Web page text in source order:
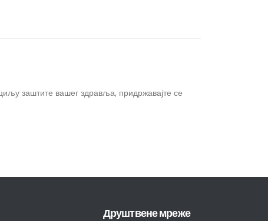
заштите вашег здравља, придржавајте се
Друштвене мреже